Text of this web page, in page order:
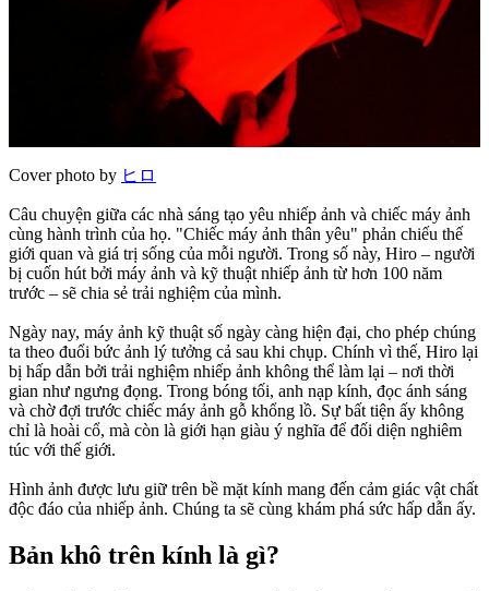
Cover photo by ヒロ
Câu chuyện giữa các nhà sáng tạo yêu nhiếp ảnh và chiếc máy ảnh
cùng hành trình của họ. "Chiếc máy ảnh thân yêu" phản chiếu thế
giới quan và giá trị sống của mỗi người. Trong số này, Hiro – người
bị cuốn hút bởi máy ảnh và kỹ thuật nhiếp ảnh từ hơn 100 năm
trước – sẽ chia sẻ trải nghiệm của mình.
Ngày nay, máy ảnh kỹ thuật số ngày càng hiện đại, cho phép chúng
ta theo đuổi bức ảnh lý tưởng cả sau khi chụp. Chính vì thế, Hiro lại
bị hấp dẫn bởi trải nghiệm nhiếp ảnh không thể làm lại – nơi thời
gian như ngưng đọng. Trong bóng tối, anh nạp kính, đọc ánh sáng
và chờ đợi trước chiếc máy ảnh gỗ khổng lồ. Sự bất tiện ấy không
chỉ là hoài cổ, mà còn là giới hạn giàu ý nghĩa để đối diện nghiêm
túc với thế giới.
Hình ảnh được lưu giữ trên bề mặt kính mang đến cảm giác vật chất
độc đáo của nhiếp ảnh. Chúng ta sẽ cùng khám phá sức hấp dẫn ấy.
Bản khô trên kính là gì?